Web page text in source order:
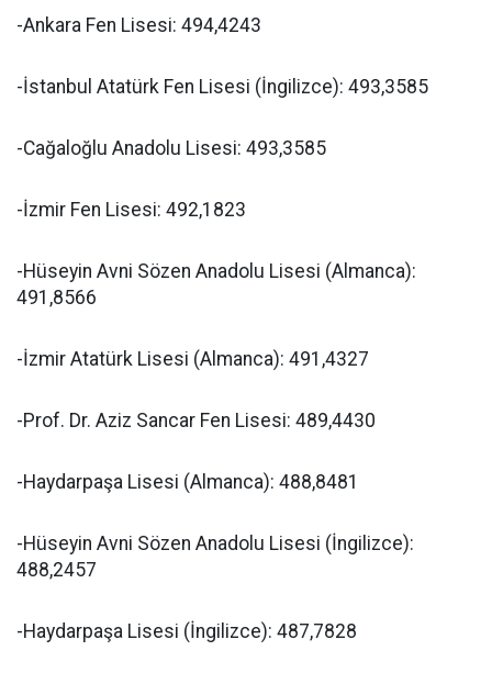
-Ankara Fen Lisesi: 494,4243
-İstanbul Atatürk Fen Lisesi (İngilizce): 493,3585
-Cağaloğlu Anadolu Lisesi: 493,3585
-İzmir Fen Lisesi: 492,1823
-Hüseyin Avni Sözen Anadolu Lisesi (Almanca):
491,8566
-İzmir Atatürk Lisesi (Almanca): 491,4327
-Prof. Dr. Aziz Sancar Fen Lisesi: 489,4430
-Haydarpaşa Lisesi (Almanca): 488,8481
-Hüseyin Avni Sözen Anadolu Lisesi (İngilizce):
488,2457
-Haydarpaşa Lisesi (İngilizce): 487,7828